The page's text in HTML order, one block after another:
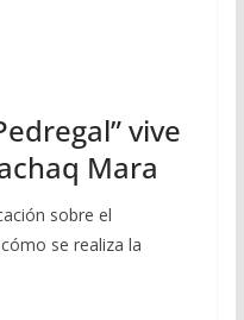
vive
Mara
sobre el
se realiza la